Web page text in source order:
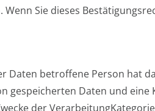
Sie dieses
Daten betroffene Person hat
gespeicherten Daten und
der